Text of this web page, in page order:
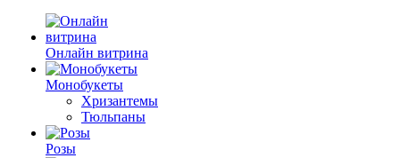
Онлайн витрина
Монобукеты
Хризантемы
Тюльпаны
Розы